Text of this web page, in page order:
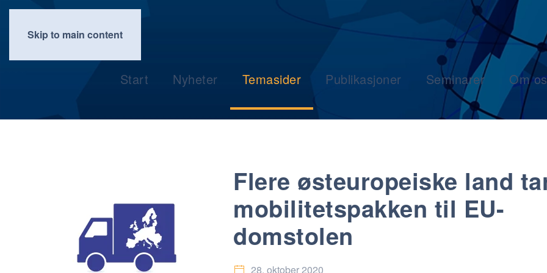
Skip to main content
Start Nyheter Temasider Publikasjoner Seminarer Om
Flere østeuropeiske land
mobilitetspakken til EU-
domstolen
28. oktober 2020